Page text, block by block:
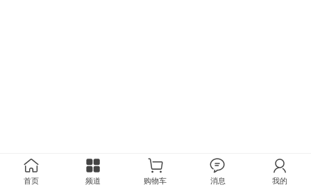
首页 频道 购物车 消息 我的